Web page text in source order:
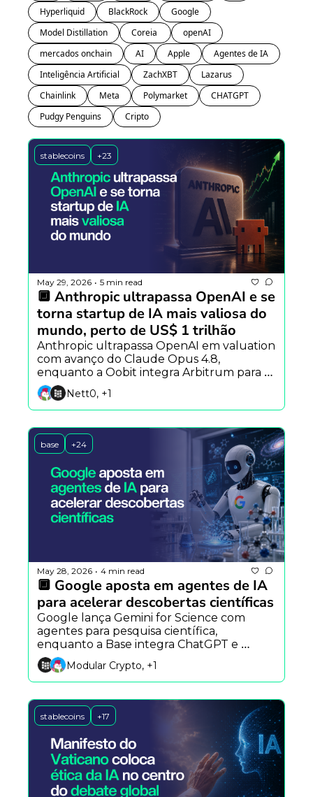
Hyperliquid
BlackRock
Google
Model Distillation
openAI
mercados onchain
AI Apple
Agentes de IA
Inteligência Artificial
ZachXBT
Lazarus
Chainlink
Meta Polymarket
CHATGPT
Pudgy Penguins
Cripto
stablecoins +23
May 29, 2026 • 5 min read
🔲 Anthropic ultrapassa OpenAI e se
torna startup de IA mais valiosa do
mundo, perto de US$ 1 trilhão
Anthropic ultrapassa OpenAI em valuation
com avanço do Claude Opus 4.8,
enquanto a Oobit integra Arbitrum para
pagamentos globais e pesquisadores criam
IA capaz de antecipar perguntas dos
usuários.
Nett0, +1
base +24
May 28, 2026 • 4 min read
🔲 Google aposta em agentes de IA
para acelerar descobertas científicas
Google lança Gemini for Science com
agentes para pesquisa científica,
enquanto a Base integra ChatGPT e
Claude ao DeFi e o YouTube amplia
detecção automática de vídeos gerados
por IA.
Modular Crypto, +1
stablecoins +17